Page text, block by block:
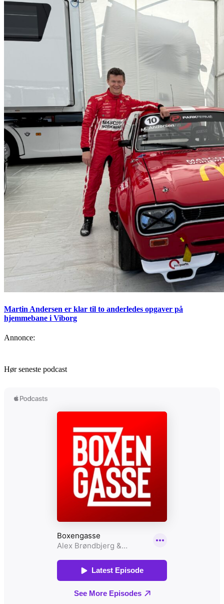
Martin Andersen er klar til to anderledes opgaver på
hjemmebane i Viborg
Annonce:
Hør seneste podcast